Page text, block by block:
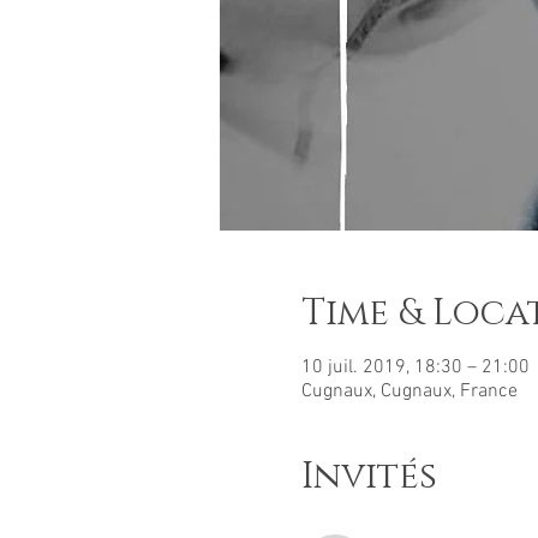
Time &
10 juil. 2019, 18:30 – 21:00
Cugnaux, Cugnaux, France
Invités